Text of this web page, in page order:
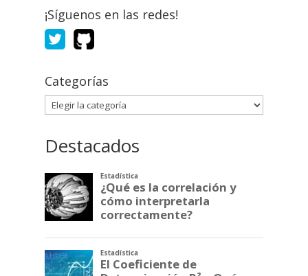
¡Síguenos en las redes!
Categorías
Categorías
Destacados